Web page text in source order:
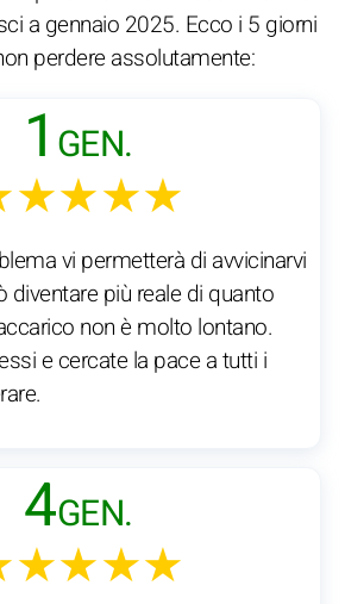
a gennaio 2025. Ecco i 5 giorni
perdere assolutamente:
1 GEN.
vi permetterà di avvicinarvi
diventare più reale di quanto
non è molto lontano.
e cercate la pace a tutti i
4GEN.